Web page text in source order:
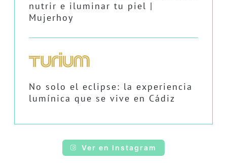
nutrir e iluminar tu piel |
Mujerhoy
No solo el eclipse: la experiencia
lumínica que se vive en Cádiz
Ver en Instagram